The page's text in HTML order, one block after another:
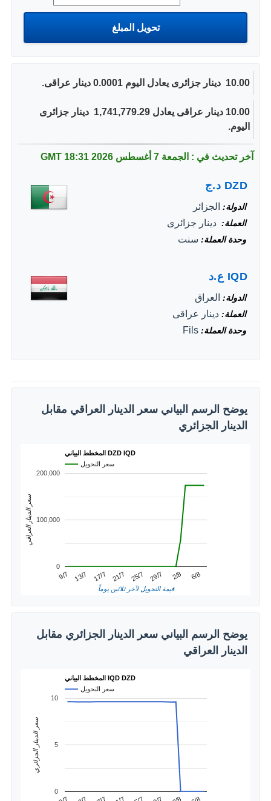
10.00 ‏ دينار جزائرى يعادل اليوم 0.0001 دينار عراقى.
10.00 دينار عراقى يعادل 1,741,779.29 ‏ دينار جزائرى
اليوم.
آخر تحديث في : الجمعة 7 أغسطس 2026 18:31 GMT
DZD د.ج
الدولة الجزائر
العملة ‏ دينار جزائرى
وحدة العملة سنت
IQD ع.د
الدولة العراق
العملة دينار عراقى
وحدة العملة Fils
يوضح الرسم البياني سعر الدينار العراقي مقابل
الدينار الجزائري
المخطط البياني DZD IQD
سعر التحويل
9/7 13/7 17/7 21/7 25/7 29/7 2/8 6/8
0
100,000
200,000
قيمة التحويل لآخر ثلاثين يوماً
سعر الدينار العراقي
يوضح الرسم البياني سعر الدينار الجزائري مقابل
الدينار العراقي
المخطط البياني IQD DZD
سعر التحويل
0
5
10
سعر الدينار الجزائري